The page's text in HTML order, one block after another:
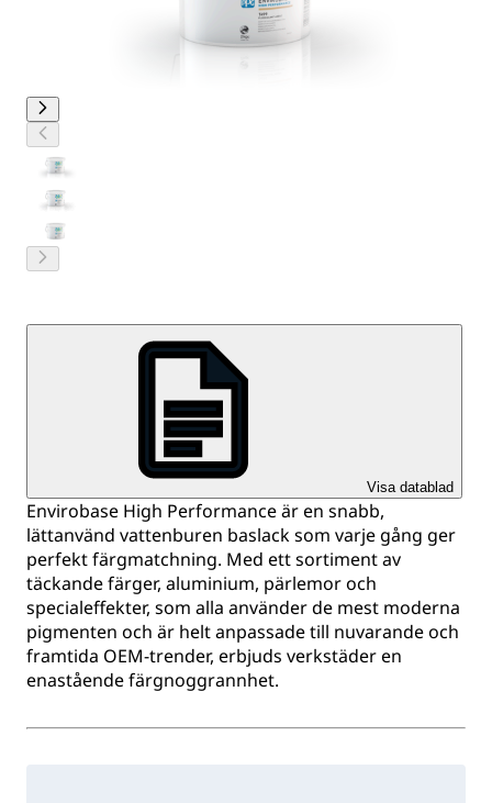
Visa datablad
Envirobase High Performance är en snabb,
lättanvänd vattenburen baslack som varje gång ger
perfekt färgmatchning. Med ett sortiment av
täckande färger, aluminium, pärlemor och
specialeffekter, som alla använder de mest moderna
pigmenten och är helt anpassade till nuvarande och
framtida OEM-trender, erbjuds verkstäder en
enastående färgnoggrannhet.